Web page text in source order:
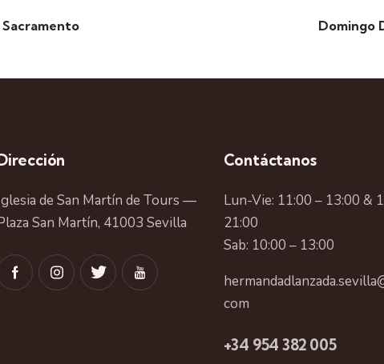
Sacramento Domingo
de San Martín de Tours —
San Martín, 41003 Sevilla
Contáctanos
Lun-Vie: 11:00 – 13:00 &
21:00
Sab: 10:00 – 13:00
com
+34 954 382 005